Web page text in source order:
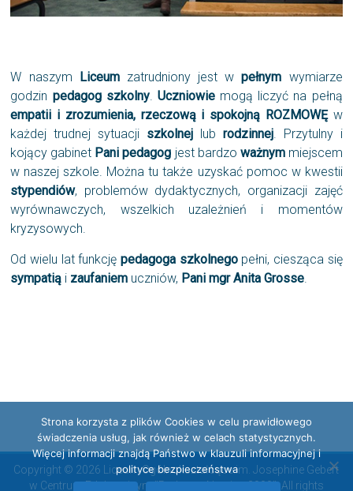
W naszym Liceumzatrudniony jest wpełnym wymiarze
godzin pedagog szkolny. Uczniowiemogą liczyć na pełną
empatii i zrozumienia, rzeczową i spokojną ROZMOWĘw
każdej trudnej sytuacji szkolnej lub rodzinnej. Przytulny i
kojący gabinet Pani pedagog jest bardzo ważnymmiejscem
w naszej szkole. Można tu także uzyskać pomoc w kwestii
stypendiów, problemów dydaktycznych, organizacji zajęć
wyrównawczych, wszelkich uzależnień i momentów
kryzysowych.
Od wielu lat funkcję pedagoga szkolnegopełni, ciesząca się
sympatią i zaufaniem uczniów, Pani mgr Anita Grosse
Copyright © 2026 Liceum Ogólnokształcące im. Josephine Gebert
w Centrum Edukacyjnym "Radosna Nowina 2000". All rights
Strona korzysta z plików Cookies w celu prawidłowego
świadczenia usług, jak również w celach statystycznych.
Więcej informacji znajdą Państwo w klauzuli informacyjnej i
polityce bezpieczeństwa